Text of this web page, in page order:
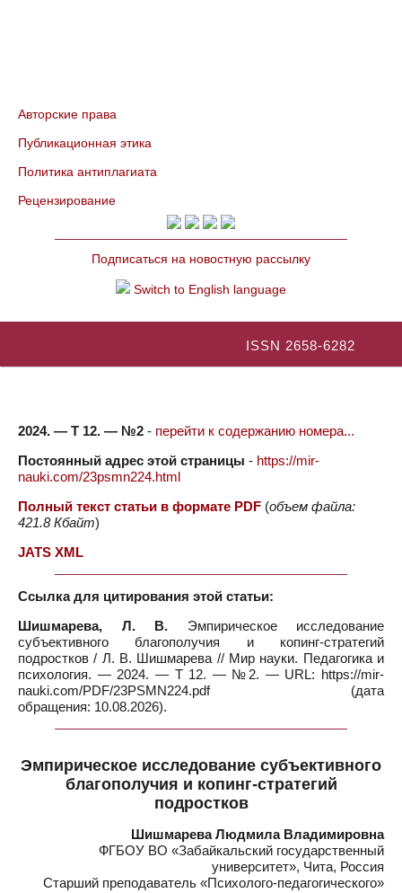
Авторские права
Публикационная этика
Политика антиплагиата
Рецензирование
Подписаться на новостную рассылку
Switch to English language
ISSN 2658-6282
2024. — Т 12. — №2 - перейти к содержанию номера...
Постоянный адрес этой страницы - https://mir-
nauki.com/23psmn224.html
Полный текст статьи в формате PDF (объем файла:
421.8 Кбайт)
JATS XML
Ссылка для цитирования этой статьи:
Шишмарева, Л. В. Эмпирическое исследование
субъективного благополучия и копинг-стратегий
подростков / Л. В. Шишмарева // Мир науки. Педагогика и
психология. — 2024. — Т 12. — №2. — URL: https://mir-
nauki.com/PDF/23PSMN224.pdf (дата
обращения: 10.08.2026).
Эмпирическое исследование субъективного
благополучия и копинг-стратегий
подростков
Шишмарева Людмила Владимировна
ФГБОУ ВО «Забайкальский государственный
университет», Чита, Россия
Старший преподаватель «Психолого-педагогического»